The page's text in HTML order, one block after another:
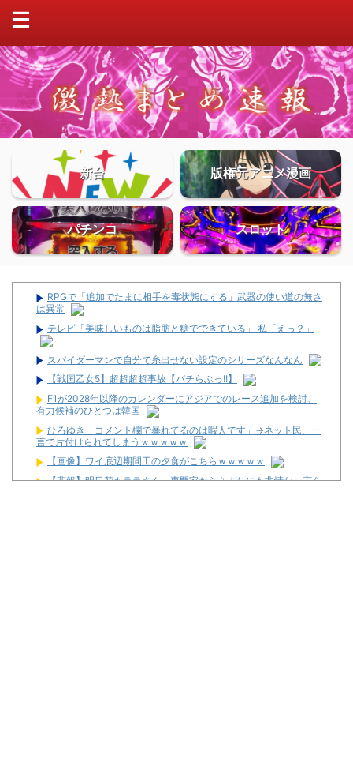
新台 版権元アニメ漫画
パチンコ スロット
RPGで「追加でたまに相手を毒状態にする」武器の使い道の無さ
は異常
テレビ「美味しいものは脂肪と糖でできている」 私「えっ？」
スパイダーマンで自分で糸出せない設定のシリーズなんなん
【戦国乙女5】超超超超事故【パチらぶっ!!】
F1が2028年以降のカレンダーにアジアでのレース追加を検討、
有力候補のひとつは韓国
ひろゆき「コメント欄で暴れてるのは暇人です」→ネット民、一
言で片付けられてしまうｗｗｗｗｗ
【画像】ワイ底辺期間工の夕食がこちらｗｗｗｗｗ
【悲報】明日花キララさん、専門家からあまりにも非情な一言を